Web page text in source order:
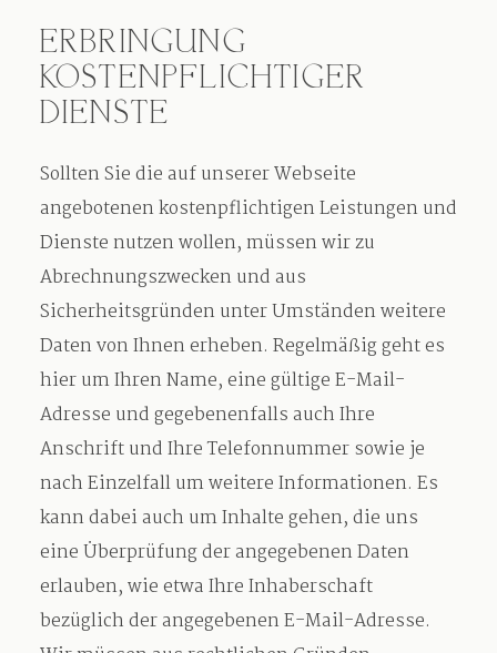
ERBRINGUNG
KOSTENPFLICHTIGER
DIENSTE
Sollten Sie die auf unserer Webseite
angebotenen kostenpflichtigen Leistungen und
Dienste nutzen wollen, müssen wir zu
Abrechnungszwecken und aus
Sicherheitsgründen unter Umständen weitere
Daten von Ihnen erheben. Regelmäßig geht es
hier um Ihren Name, eine gültige E-Mail-
Adresse und gegebenenfalls auch Ihre
Anschrift und Ihre Telefonnummer sowie je
nach Einzelfall um weitere Informationen. Es
kann dabei auch um Inhalte gehen, die uns
eine Überprüfung der angegebenen Daten
erlauben, wie etwa Ihre Inhaberschaft
bezüglich der angegebenen E-Mail-Adresse.